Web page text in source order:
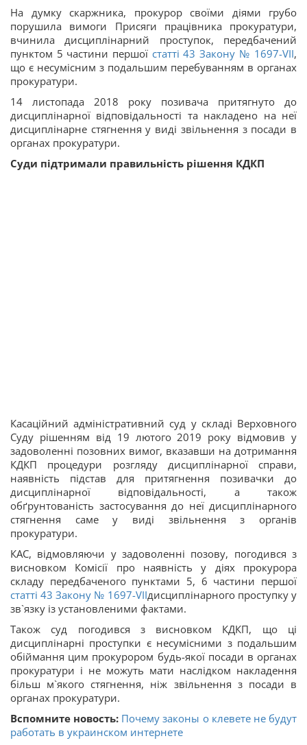
На думку скаржника, прокурор своїми діями грубо
порушила вимоги Присяги працівника прокуратури,
вчинила дисциплінарний проступок, передбачений
пунктом 5 частини першої статті 43 Закону № 1697-VII,
що є несумісним з подальшим перебуванням в органах
прокуратури.
14 листопада 2018 року позивача притягнуто до
дисциплінарної відповідальності та накладено на неї
дисциплінарне стягнення у виді звільнення з посади в
органах прокуратури.
Суди підтримали правильність рішення КДКП
Касаційний адміністративний суд у складі Верховного
Суду рішенням від 19 лютого 2019 року відмовив у
задоволенні позовних вимог, вказавши на дотримання
КДКП процедури розгляду дисциплінарної справи,
наявність підстав для притягнення позивачки до
дисциплінарної відповідальності, а також
обґрунтованість застосування до неї дисциплінарного
стягнення саме у виді звільнення з органів
прокуратури.
КАС, відмовляючи у задоволенні позову, погодився з
висновком Комісії про наявність у діях прокурора
складу передбаченого пунктами 5, 6 частини першої
статті 43 Закону № 1697-VIIдисциплінарного проступку у
зв`язку із установленими фактами.
Також суд погодився з висновком КДКП, що ці
дисциплінарні проступки є несумісними з подальшим
обіймання цим прокурором будь-якої посади в органах
прокуратури і не можуть мати наслідком накладення
більш м`якого стягнення, ніж звільнення з посади в
органах прокуратури.
Вспомните новость: Почему законы о клевете не будут
работать в украинском интернете